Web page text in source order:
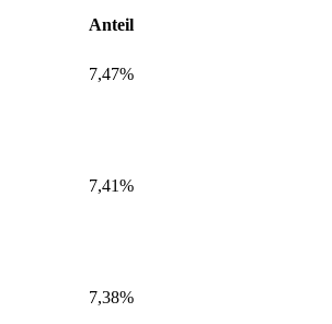
Anteil
7,47%
7,41%
7,38%